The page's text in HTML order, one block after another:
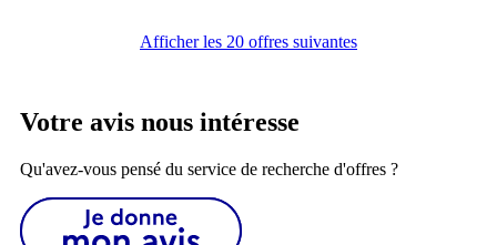
Afficher les 20 offres suivantes
Votre avis nous intéresse
Qu'avez-vous pensé du service de recherche d'offres ?